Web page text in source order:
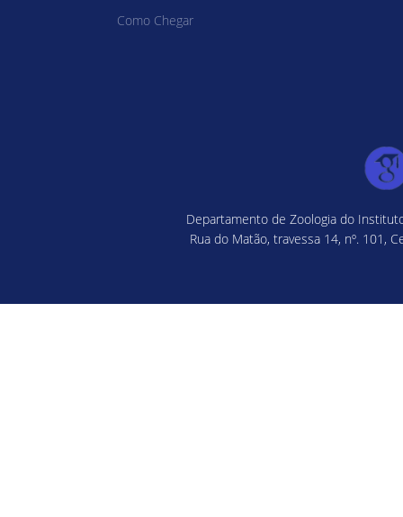
Como Chegar
Departamento de Zoologia do
Rua do Matão, travessa 14, nº. 101,